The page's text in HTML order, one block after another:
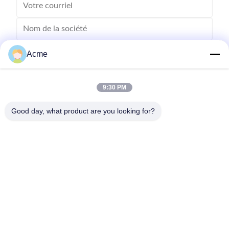
Envoyez
Acme
9:30 PM
Good day, what product are you looking for?